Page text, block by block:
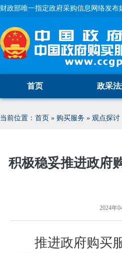
财政部唯一指定政府采购信息网络发
首页 政采
当前位置： 首页 » 购买服务 » 观点探讨
积极稳妥推进政府
2024年
推进政府购买服